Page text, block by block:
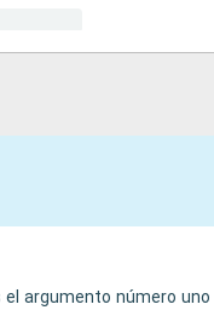
el argumento número